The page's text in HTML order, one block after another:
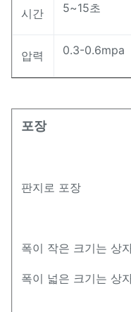
시간 5~15초
압력 0.3-0.6mpa
포장
판지로 포장
폭이 작은 크기는 상
폭이 넓은 크기는 상